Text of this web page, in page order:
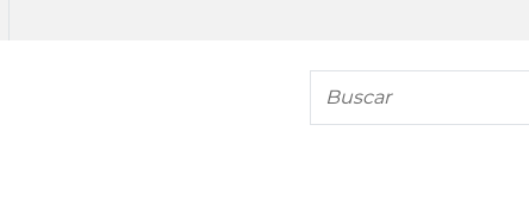
Busca tu neumático